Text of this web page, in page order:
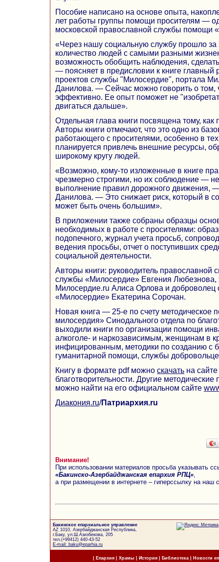
Пособие написано на основе опыта,
лет работы группы помощи просителям —
московской православной службы помощи
«Через нашу социальную службу прошло за
количество людей с самыми разными
возможность обобщить наблюдения,
— поясняет в предисловии к книге главный
проектов службы "Милосердие", портала
Данилова. — Сейчас можно говорить о том,
эффективно. Ее опыт поможет не
двигаться дальше».
Отдельная глава книги посвящена тому, как
Авторы книги отмечают, что это одно из
работающего с просителями, особенно в тех
планируется привлечь внешние ресурсы,
широкому кругу людей.
«Возможно, кому-то изложенные в книге
чрезмерно строгими, но их соблюдение —
выполнение правил дорожного движения,
Данилова. — Это снижает риск, который в
может быть очень большим».
В приложении также собраны образцы
необходимых в работе с просителями:
подопечного, журнал учета просьб,
ведения просьбы, отчет о поступивших
социальной деятельности.
Авторы книги: руководитель православной
службы «Милосердие» Евгения Любезнова,
Милосердие.ru Алиса Орлова и
«Милосердие» Екатерина Сорочан.
Новая книга — 25-е по счету методическое
милосердия» Синодального отдела по
выходили книги по организации помощи
алкоголе- и наркозависимым, женщинам в
инфицированным, методики по созданию с
гуманитарной помощи, службы
Книгу в формате pdf можно скачать на
благотворительности. Другие
можно найти на его официальном сайте
Диакония.ru/Патриархия.ru
Внимание!
При использовании материалов просьба указывать
«Бакинско-Азербайджанская епархия РПЦ»
а при размещении в интернете – гиперссылку на наш
Бакинское епархиальное управление
AZ 1010, Азербайджанская Республика,
г.Баку, ул.Ш.Азизбекова, 205
тел.(+99412) 440-43-52
E-mail: baku@eparhia.ru
Епархия| Храмы История| Библиотека Новости